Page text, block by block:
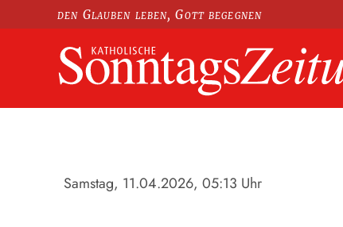
den Glauben leben, Gott begegnen
Samstag, 11.04.2026, 05:13 Uhr